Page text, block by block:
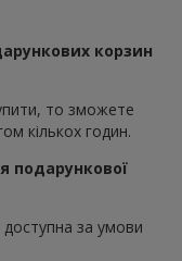
корзин
то зможете
кількох годин.
подарункової
за умови